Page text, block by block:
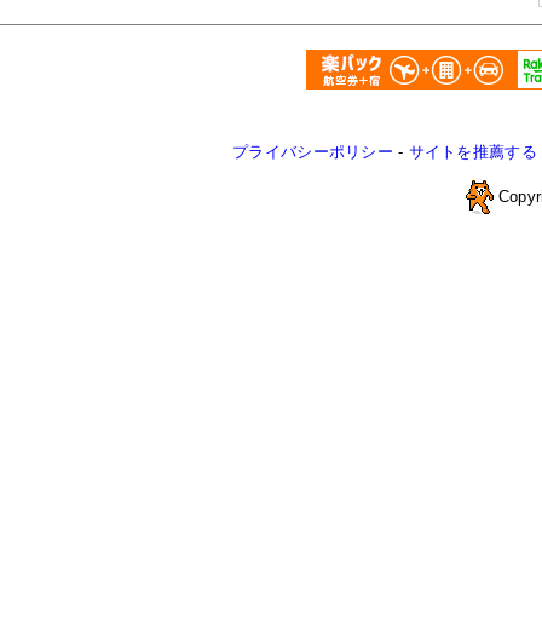
プライバシーポリシー - サイトを推薦する